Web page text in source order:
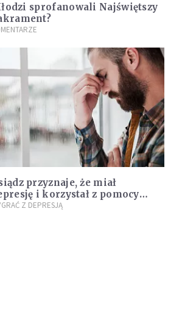
sprofanowali Najświętszy
przyznaje, że miał
i korzystał z pomocy
Z DEPRESJĄ